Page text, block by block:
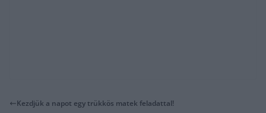
Kezdjük a napot egy trükkös matek feladattal!